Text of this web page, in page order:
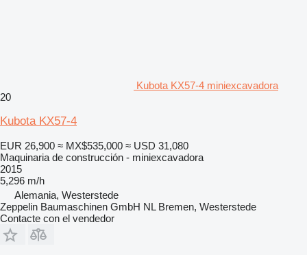
Kubota KX57-4 miniexcavadora
20
Kubota KX57-4
EUR 26,900 ≈ MX$535,000 ≈ USD 31,080
Maquinaria de construcción - miniexcavadora
2015
5,296 m/h
Alemania, Westerstede
Zeppelin Baumaschinen GmbH NL Bremen, Westerstede
Contacte con el vendedor